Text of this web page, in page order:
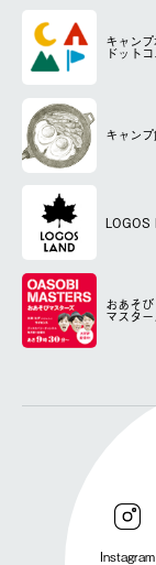
キャン
ドット
キャン
LOGOS
おあそび
マスタ
Instagram